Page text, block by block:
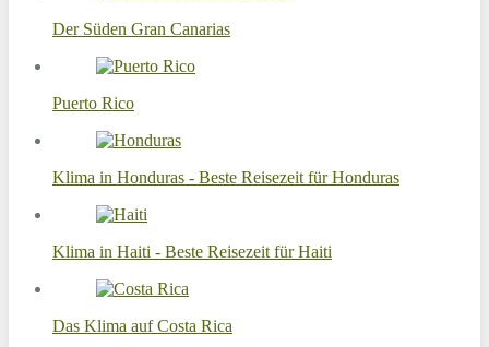
Der Süden Gran Canarias
Puerto Rico
Klima in Honduras - Beste Reisezeit für Honduras
Klima in Haiti - Beste Reisezeit für Haiti
Das Klima auf Costa Rica